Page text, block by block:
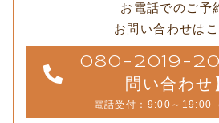
お電話でのご予
お問い合わせは
080-2019-
問い合わせ
電話受付：9:00～19:00